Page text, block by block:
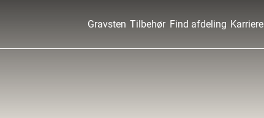
Gravsten Tilbehør Find afdeling Karriere